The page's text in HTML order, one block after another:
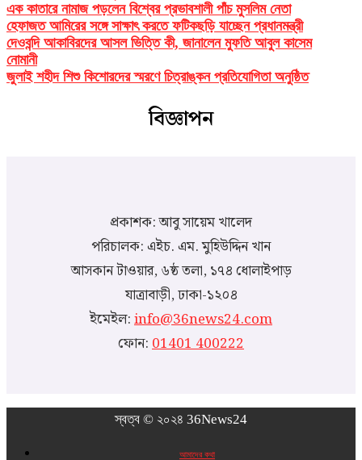
এক কাতারে নামাজ পড়লেন বিশ্বের প্রভাবশালী পাঁচ মুসলিম নেতা
হেফাজত আমিরের সঙ্গে সাক্ষাৎ করতে ফটিকছড়ি যাচ্ছেন প্রধানমন্ত্রী
দেওবন্দি আকাবিরদের আসল ভিত্তি কী, জানালেন মুফতি আবুল কাসেম
নোমানী
জুলাই শহীদ শিশু কিশোরদের স্মরণে চিত্রাঙ্কন প্রতিযোগিতা অনুষ্ঠিত
বিজ্ঞাপন
প্রকাশক: আবু সায়েম খালেদ
পরিচালক: এইচ. এম. মুহিউদ্দিন খান
আসকান টাওয়ার, ৬ষ্ঠ তলা, ১৭৪ ধোলাইপাড়
যাত্রাবাড়ী, ঢাকা-১২০৪
ইমেইল:info@36news24.com
ফোন:01401 400222
স্বত্ব © ২০২৪ 36News24
আমাদের কথা